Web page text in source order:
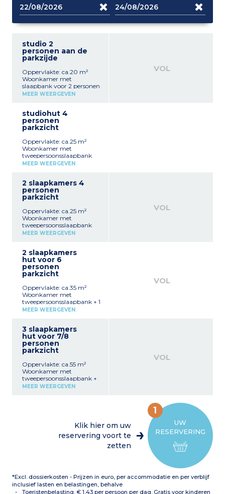
studio 2
personen aan de
parkzijde
Oppervlakte: ca.20 m²
Woonkamer met
slaapbank voor 2 personen
Ingerichte kitchenette
magnetron, vaatwasser)
Badkamer of
doucheruimte met wc
Met of zonder balkon
MEER WEERGEVEN
VOL
studiohut 4
personen
parkzicht
Oppervlakte: ca.25 m²
Woonkamer met
tweepersoonsslaapbank
Cabine met 2
(keramische of
inductiekookplaat,
magnetron, vaatwasser)
wc
TV
Met of zonder balkon
MEER WEERGEVEN
2 slaapkamers 4
personen
parkzicht
Oppervlakte: ca.25 m²
Woonkamer met
tweepersoonsslaapbank
Kitchenette (keramische of
aapgedeelte met 1
tweepersoonsbed (160 cm)
Op de begane grond met
terras
MEER WEERGEVEN
VOL
2 slaapkamers
hut voor 6
personen
parkzicht
Oppervlakte: ca.35 m²
Woonkamer met
tweepersoonsslaapbank + 1
tweepersoonsbed op de
scheidingswand)
Uitgeruste kitchenette
(keramische of
inductiekookplaat,
Cabine bij de ingang 2
stapelbedden of 2
uitschuifbare bedden in de
mezzanine naast het
Alle duplexen en op de 2e
verdieping van het
gebouw zonder lift
MEER WEERGEVEN
VOL
3 slaapkamers
hut voor 7/8
personen
parkzicht
Oppervlakte: ca.55 m²
Woonkamer met
tweepersoonsslaapbank +
2 tweepersoonsbedden
magnetron, vaatwasser)
Badkamer en douche, wc
MEER WEERGEVEN
VOL
UW
RESERVERING
1
Klik hier om uw
reservering voort te
zetten
*Excl. dossierkosten - Prijzen in euro, per accommodatie en per verblijf
inclusief lasten en belastingen, behalve
Toeristenbelasting: € 1,43 per persoon per dag. Gratis voor kinderen